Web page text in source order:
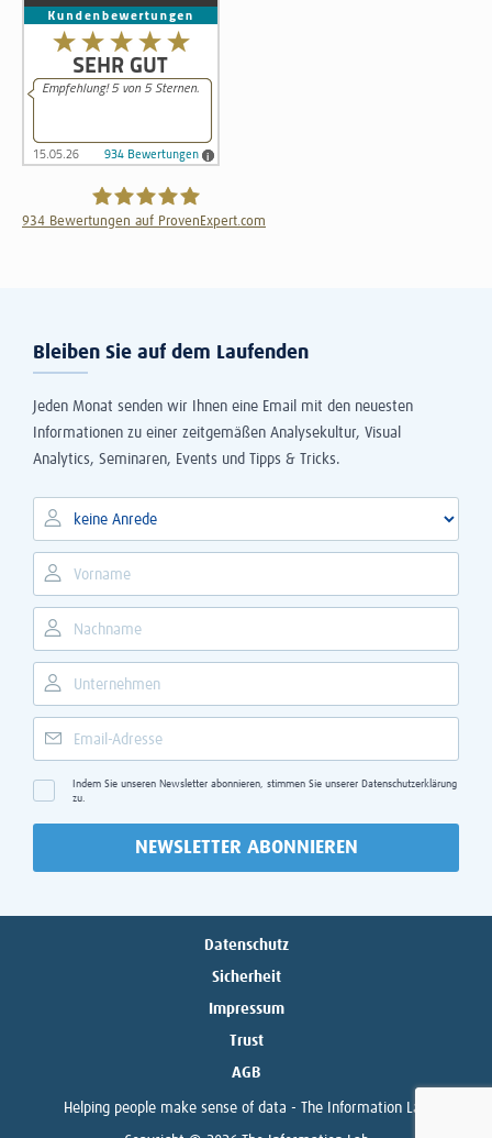
934 Bewertungen auf ProvenExpert.com
Bleiben Sie auf dem Laufenden
Jeden Monat senden wir Ihnen eine Email mit den neuesten
Informationen zu einer zeitgemäßen Analysekultur, Visual
Analytics, Seminaren, Events und Tipps & Tricks.
Indem Sie unseren Newsletter abonnieren, stimmen Sie unserer Datenschutzerklärung
zu.
NEWSLETTER ABONNIEREN
Datenschutz
Sicherheit
Impressum
Trust
AGB
Helping people make sense of data - The Information Lab